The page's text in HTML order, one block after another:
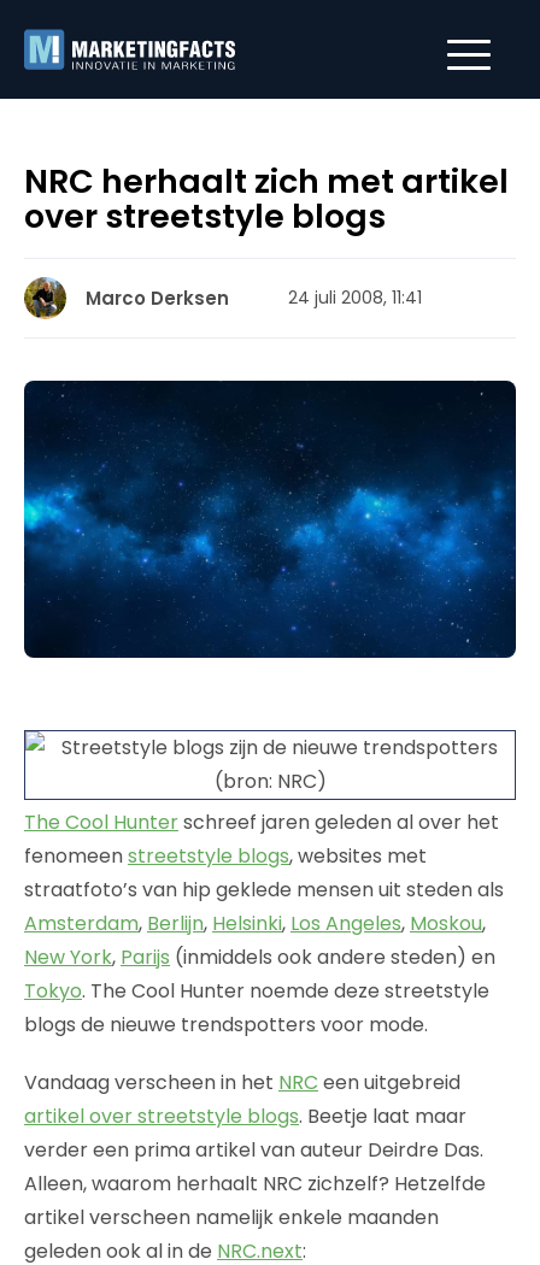
NRC herhaalt zich met artikel
over streetstyle blogs
Marco Derksen 24 juli 2008, 11:41
The Cool Hunterschreef jaren geleden al over het
fenomeenstreetstyle blogs, websites met
straatfoto’s van hip geklede mensen uit steden als
Amsterdam, Berlijn, Helsinki, Los Angeles, Moskou,
New York, Parijs (inmiddels ook andere steden) en
Tokyo. The Cool Hunter noemde deze streetstyle
blogs de nieuwe trendspotters voor mode.
Vandaag verscheen in het NRC een uitgebreid
artikel over streetstyle blogs. Beetje laat maar
verder een prima artikel van auteur Deirdre Das.
Alleen, waarom herhaalt NRC zichzelf? Hetzelfde
artikel verscheen namelijk enkele maanden
geleden ook al in de NRC.next: